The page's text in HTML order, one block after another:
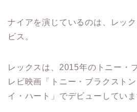
ナイアを演じているのは、レッ
ビス。
レックスは、2015年のトニー・
レビ映画「トニー・ブラクスト
イ・ハート」でデビューしていま